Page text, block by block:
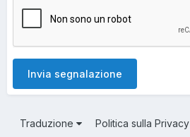
Invia segnalazione
Traduzione Politica sulla Privacy